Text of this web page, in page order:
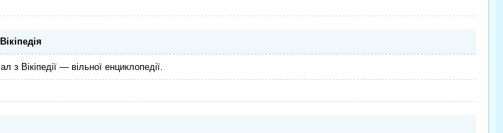
з Вікіпедії — вільної енциклопедії.